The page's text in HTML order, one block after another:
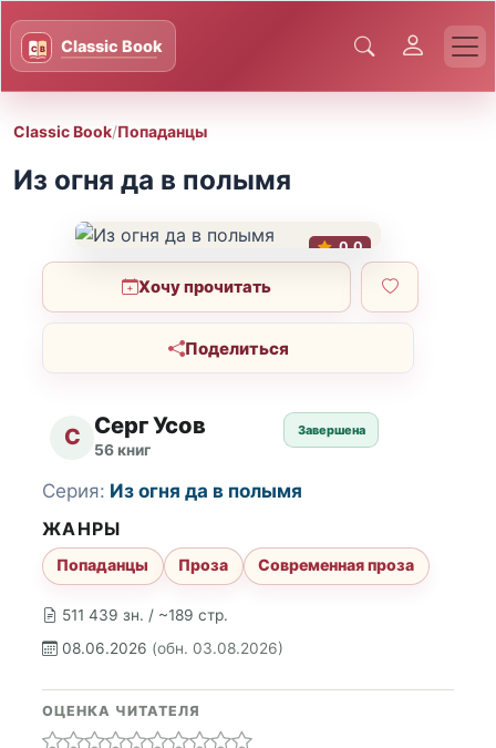
Classic Book/Попаданцы
Из огня да в полымя
0.0
Хочу прочитать
Поделиться
С Серг Усов
56 книг
Завершена
511 439 зн. / ~189 стр.
08.06.2026 (обн. 03.08.2026)
Серия: Из огня да в полымя
ЖАНРЫ
Попаданцы Проза Современная проза
ОЦЕНКА ЧИТАТЕЛЯ